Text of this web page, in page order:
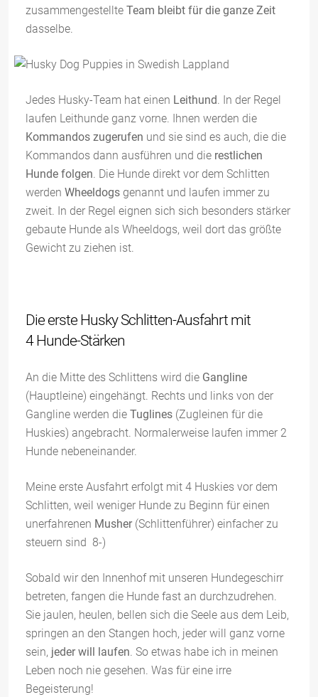
zusammengestellte Team bleibt für die ganze Zeit
dasselbe.
Jedes Husky-Team hat einen Leithund. In der Regel
laufen Leithunde ganz vorne. Ihnen werden die
Kommandos zugerufen und sie sind es auch, die die
Kommandos dann ausführen und die restlichen
Hunde folgen. Die Hunde direkt vor dem Schlitten
werden Wheeldogs genannt und laufen immer zu
zweit. In der Regel eignen sich sich besonders stärker
gebaute Hunde als Wheeldogs, weil dort das größte
Gewicht zu ziehen ist.
Die erste Husky Schlitten-Ausfahrt mit
4 Hunde-Stärken
An die Mitte des Schlittens wird die Gangline
(Hauptleine) eingehängt. Rechts und links von der
Gangline werden die Tuglines (Zugleinen für die
Huskies) angebracht. Normalerweise laufen immer 2
Hunde nebeneinander.
Meine erste Ausfahrt erfolgt mit 4 Huskies vor dem
Schlitten, weil weniger Hunde zu Beginn für einen
unerfahrenen Musher(Schlittenführer) einfacher zu
steuern sind 8-)
Sobald wir den Innenhof mit unseren Hundegeschirr
betreten, fangen die Hunde fast an durchzudrehen.
Sie jaulen, heulen, bellen sich die Seele aus dem Leib,
springen an den Stangen hoch, jeder will ganz vorne
sein, jeder will laufen. So etwas habe ich in meinen
Leben noch nie gesehen. Was für eine irre
Begeisterung!